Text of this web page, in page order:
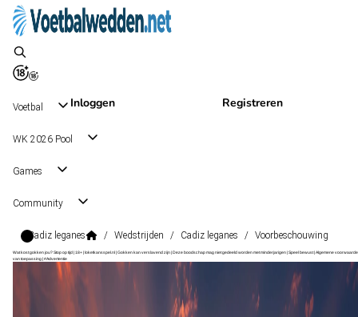
Inloggen Registreren
Voetbal
WK 2026 Pool
Games
Community
Cadiz leganes / Wedstrijden / Cadiz leganes / Voorbeschouwing
Wat kost gokken jou? Stop op tijd | 18+ | loketkansspel.nl | Gokken kan verslavend zijn | Deze boodschap mag niet gedeeld worden met minderjarigen | Speel bewust | Algemene
van toepassing | #Advertentie
LaLiga2